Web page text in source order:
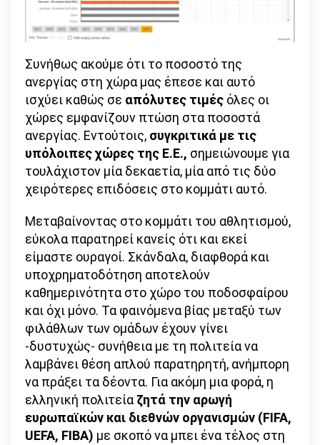
Συνήθως ακούμε ότι το ποσοστό της
ανεργίας στη χώρα μας έπεσε και αυτό
ισχύει καθώς σε απόλυτες τιμές όλες οι
χώρες εμφανίζουν πτώση στα ποσοστά
ανεργίας. Εντούτοις, συγκριτικά με τις
υπόλοιπες χώρες της Ε.Ε., σημειώνουμε για
τουλάχιστον μία δεκαετία, μία από τις δύο
χειρότερες επιδόσεις στο κομμάτι αυτό.
Μεταβαίνοντας στο κομμάτι του αθλητισμού,
εύκολα παρατηρεί κανείς ότι και εκεί
είμαστε ουραγοί. Σκάνδαλα, διαφθορά και
υποχρηματοδότηση αποτελούν
καθημερινότητα στο χώρο του ποδοσφαίρου
και όχι μόνο. Τα φαινόμενα βίας μεταξύ των
φιλάθλων των ομάδων έχουν γίνει
-δυστυχώς- συνήθεια με τη πολιτεία να
λαμβάνει θέση απλού παρατηρητή, ανήμπορη
να πράξει τα δέοντα. Για ακόμη μια φορά, η
ελληνική πολιτείαζητά την αρωγή
ευρωπαϊκών και διεθνών οργανισμών (FIFA,
UEFA, FIBA) με σκοπό να μπει ένα τέλος στη